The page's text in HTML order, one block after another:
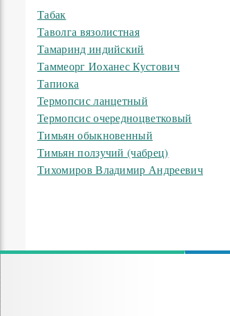
Табак
Таволга вязолистная
Тамаринд индийский
Таммеорг Иоханес Кустович
Тапиока
Термопсис ланцетный
Термопсис очередноцветковый
Тимьян обыкновенный
Тимьян ползучий (чабрец)
Тихомиров Владимир Андреевич